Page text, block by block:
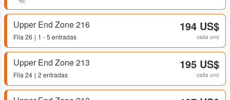
Upper End Zone 216
Fila 26 1 - 5 entradas
194 US$
cada uno
Upper End Zone 213
Fila 24 2 entradas
195 US$
cada uno